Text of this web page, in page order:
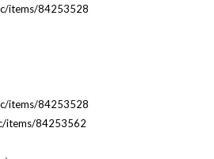
items/84253528
items/84253528
items/84253562